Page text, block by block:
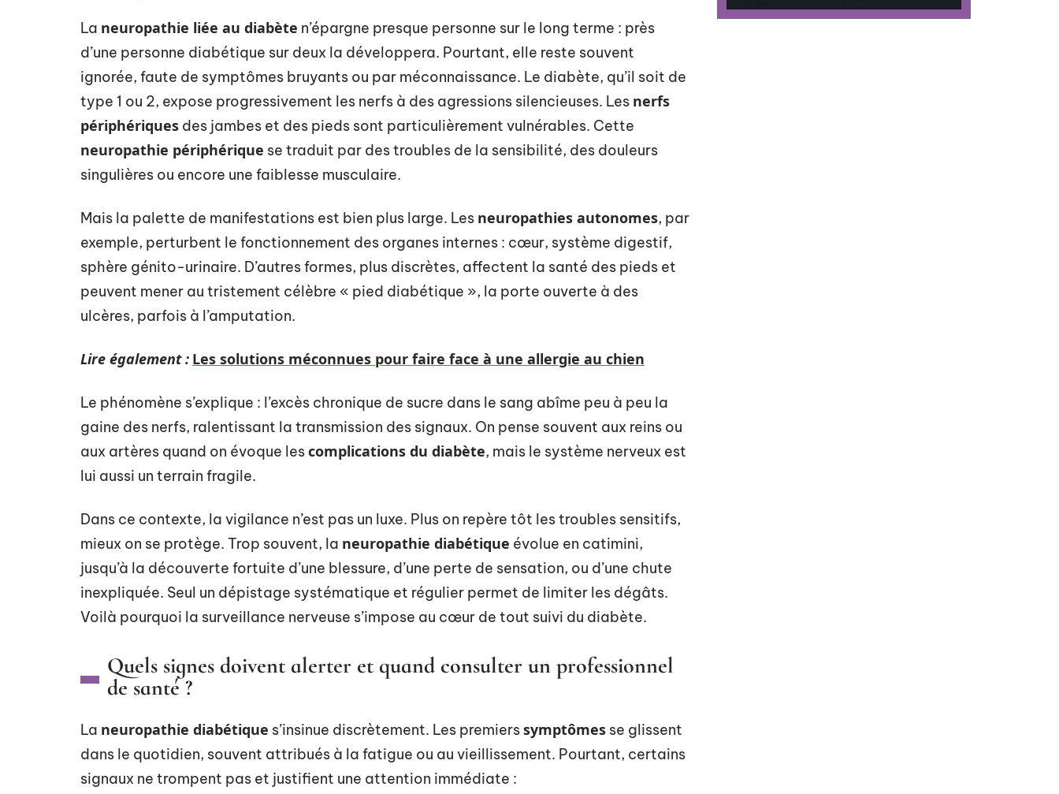
La neuropathie liée au diabète n’épargne presque personne sur le long terme : près
d’une personne diabétique sur deux la développera. Pourtant, elle reste souvent
ignorée, faute de symptômes bruyants ou par méconnaissance. Le diabète, qu’il soit de
type 1 ou 2, expose progressivement les nerfs à des agressions silencieuses. Les nerfs
périphériques des jambes et des pieds sont particulièrement vulnérables. Cette
neuropathie périphérique se traduit par des troubles de la sensibilité, des douleurs
singulières ou encore une faiblesse musculaire.
Mais la palette de manifestations est bien plus large. Les neuropathies autonomes, par
exemple, perturbent le fonctionnement des organes internes : cœur, système digestif,
sphère génito-urinaire. D’autres formes, plus discrètes, affectent la santé des pieds et
peuvent mener au tristement célèbre « pied diabétique », la porte ouverte à des
ulcères, parfois à l’amputation.
Lire également : Les solutions méconnues pour faire face à une allergie au chien
Le phénomène s’explique : l’excès chronique de sucre dans le sang abîme peu à peu la
gaine des nerfs, ralentissant la transmission des signaux. On pense souvent aux reins ou
aux artères quand on évoque lescomplications du diabète, mais le système nerveux est
lui aussi un terrain fragile.
Dans ce contexte, la vigilance n’est pas un luxe. Plus on repère tôt les troubles sensitifs,
mieux on se protège. Trop souvent, la neuropathie diabétique évolue en catimini,
jusqu’à la découverte fortuite d’une blessure, d’une perte de sensation, ou d’une chute
inexpliquée. Seul un dépistage systématique et régulier permet de limiter les dégâts.
Voilà pourquoi la surveillance nerveuse s’impose au cœur de tout suivi du diabète.
Quels signes doivent alerter et quand consulter un professionnel
de santé ?
La neuropathie diabétique s’insinue discrètement. Les premierssymptômes se glissent
dans le quotidien, souvent attribués à la fatigue ou au vieillissement. Pourtant, certains
signaux ne trompent pas et justifient une attention immédiate :